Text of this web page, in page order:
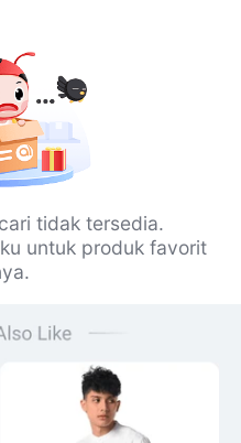
tidak tersedia.
untuk produk favorit